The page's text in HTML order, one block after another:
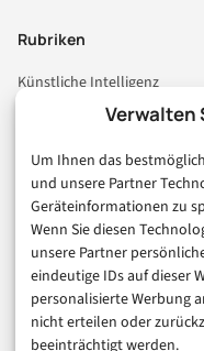
Verwalten
Um Ihnen das
und unsere Partner
Geräteinformationen zu
Wenn Sie diesen
unsere Partner
eindeutige IDs auf dieser
personalisierte Werbung
nicht erteilen oder
beeinträchtigt werden.
Rubriken
Künstliche Intelligenz
Technologie & IT
Consumer & Digital Life
Marketing
Finanzen & FinTech
Business & Karriere
Sicherheit & Recht
Digitalisierung
Marketing